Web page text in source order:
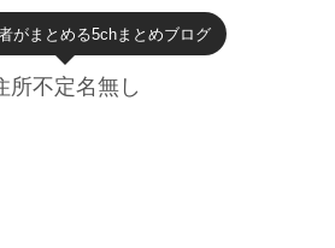
がまとめる5chまとめブログ
所不定名無し